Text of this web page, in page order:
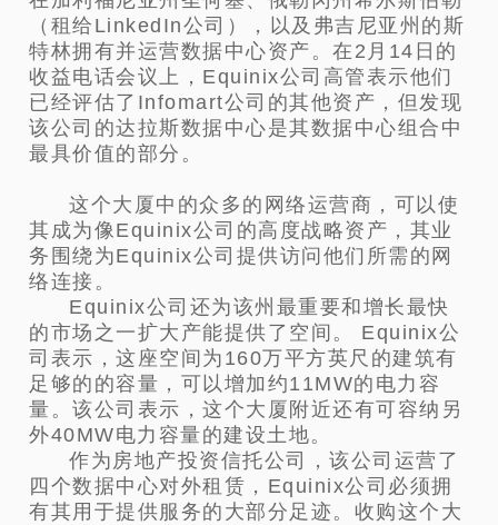
（租给LinkedIn公司），以及弗吉尼亚州的斯
特林拥有并运营数据中心资产。在2月14日的
收益电话会议上，Equinix公司高管表示他们
已经评估了Infomart公司的其他资产，但发现
该公司的达拉斯数据中心是其数据中心组合中
最具价值的部分。
这个大厦中的众多的网络运营商，可以使
其成为像Equinix公司的高度战略资产，其业
务围绕为Equinix公司提供访问他们所需的网
络连接。
Equinix公司还为该州最重要和增长最快
的市场之一扩大产能提供了空间。 Equinix公
司表示，这座空间为160万平方英尺的建筑有
足够的的容量，可以增加约11MW的电力容
量。该公司表示，这个大厦附近还有可容纳另
外40MW电力容量的建设土地。
作为房地产投资信托公司，该公司运营了
四个数据中心对外租赁，Equinix公司必须拥
有其用于提供服务的大部分足迹。收购这个大